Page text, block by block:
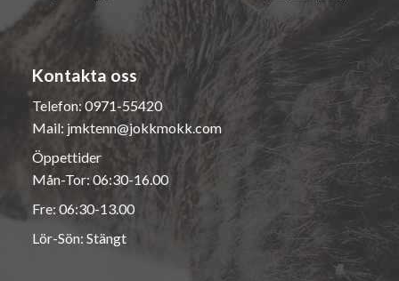
Kontakta oss
Telefon: 0971-55420
Mail: jmktenn@jokkmokk.com
Öppettider
Mån-Tor: 06:30-16.00
Fre: 06:30-13.00
Lör-Sön: Stängt